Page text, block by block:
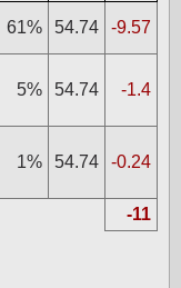
61% 54.74 -9.57
5% 54.74 -1.4
1% 54.74 -0.24
-11